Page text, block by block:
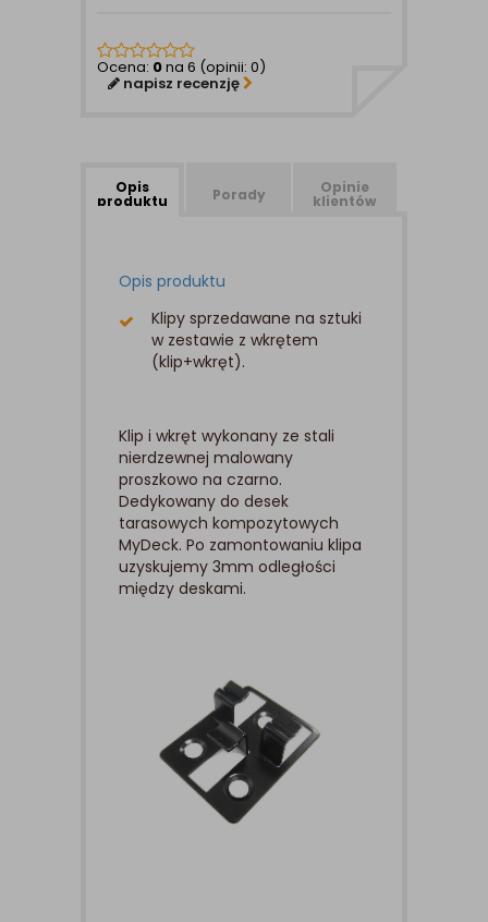
Ocena: 0na 6 (opinii: 0)
napisz recenzję
Opis
produktu Porady Opinie
klientów
Opis produktu
Klipy sprzedawane na sztuki
w zestawie z wkrętem
(klip+wkręt).
Klip i wkręt wykonany ze stali
nierdzewnej malowany
proszkowo na czarno.
Dedykowany do desek
tarasowych kompozytowych
MyDeck. Po zamontowaniu klipa
uzyskujemy 3mm odległości
między deskami.